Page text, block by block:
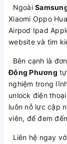
Ngoài
Xiaomi Oppo
Airpod Ipad
website và tìm
Bên cạnh là
Đông Phương
nghiệm trong
unlock điện
luôn nỗ lực cập
viên, để đem
Liên hệ ngay